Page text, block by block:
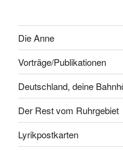
Die Anne
Vorträge/Publikationen
Deutschland, deine
Der Rest vom Ruhrgebiet
Lyrikpostkarten